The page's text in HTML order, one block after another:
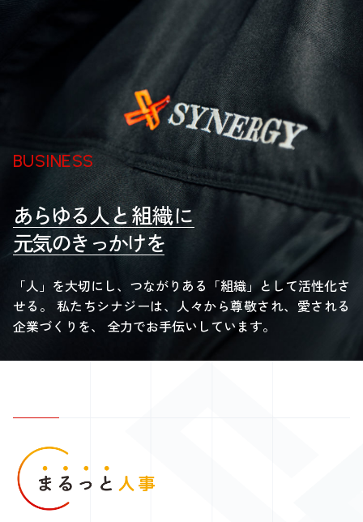
BUSINESS
あらゆる人と組織に
元気のきっかけを
「人」を大切にし、つながりある「組織」として活性化さ
せる。
私たちシナジーは、人々から尊敬され、愛される
企業づくりを、
全力でお手伝いしています。